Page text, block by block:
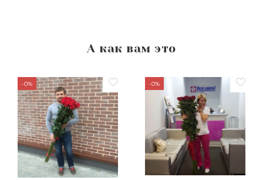
А как вам это
-0% -0%